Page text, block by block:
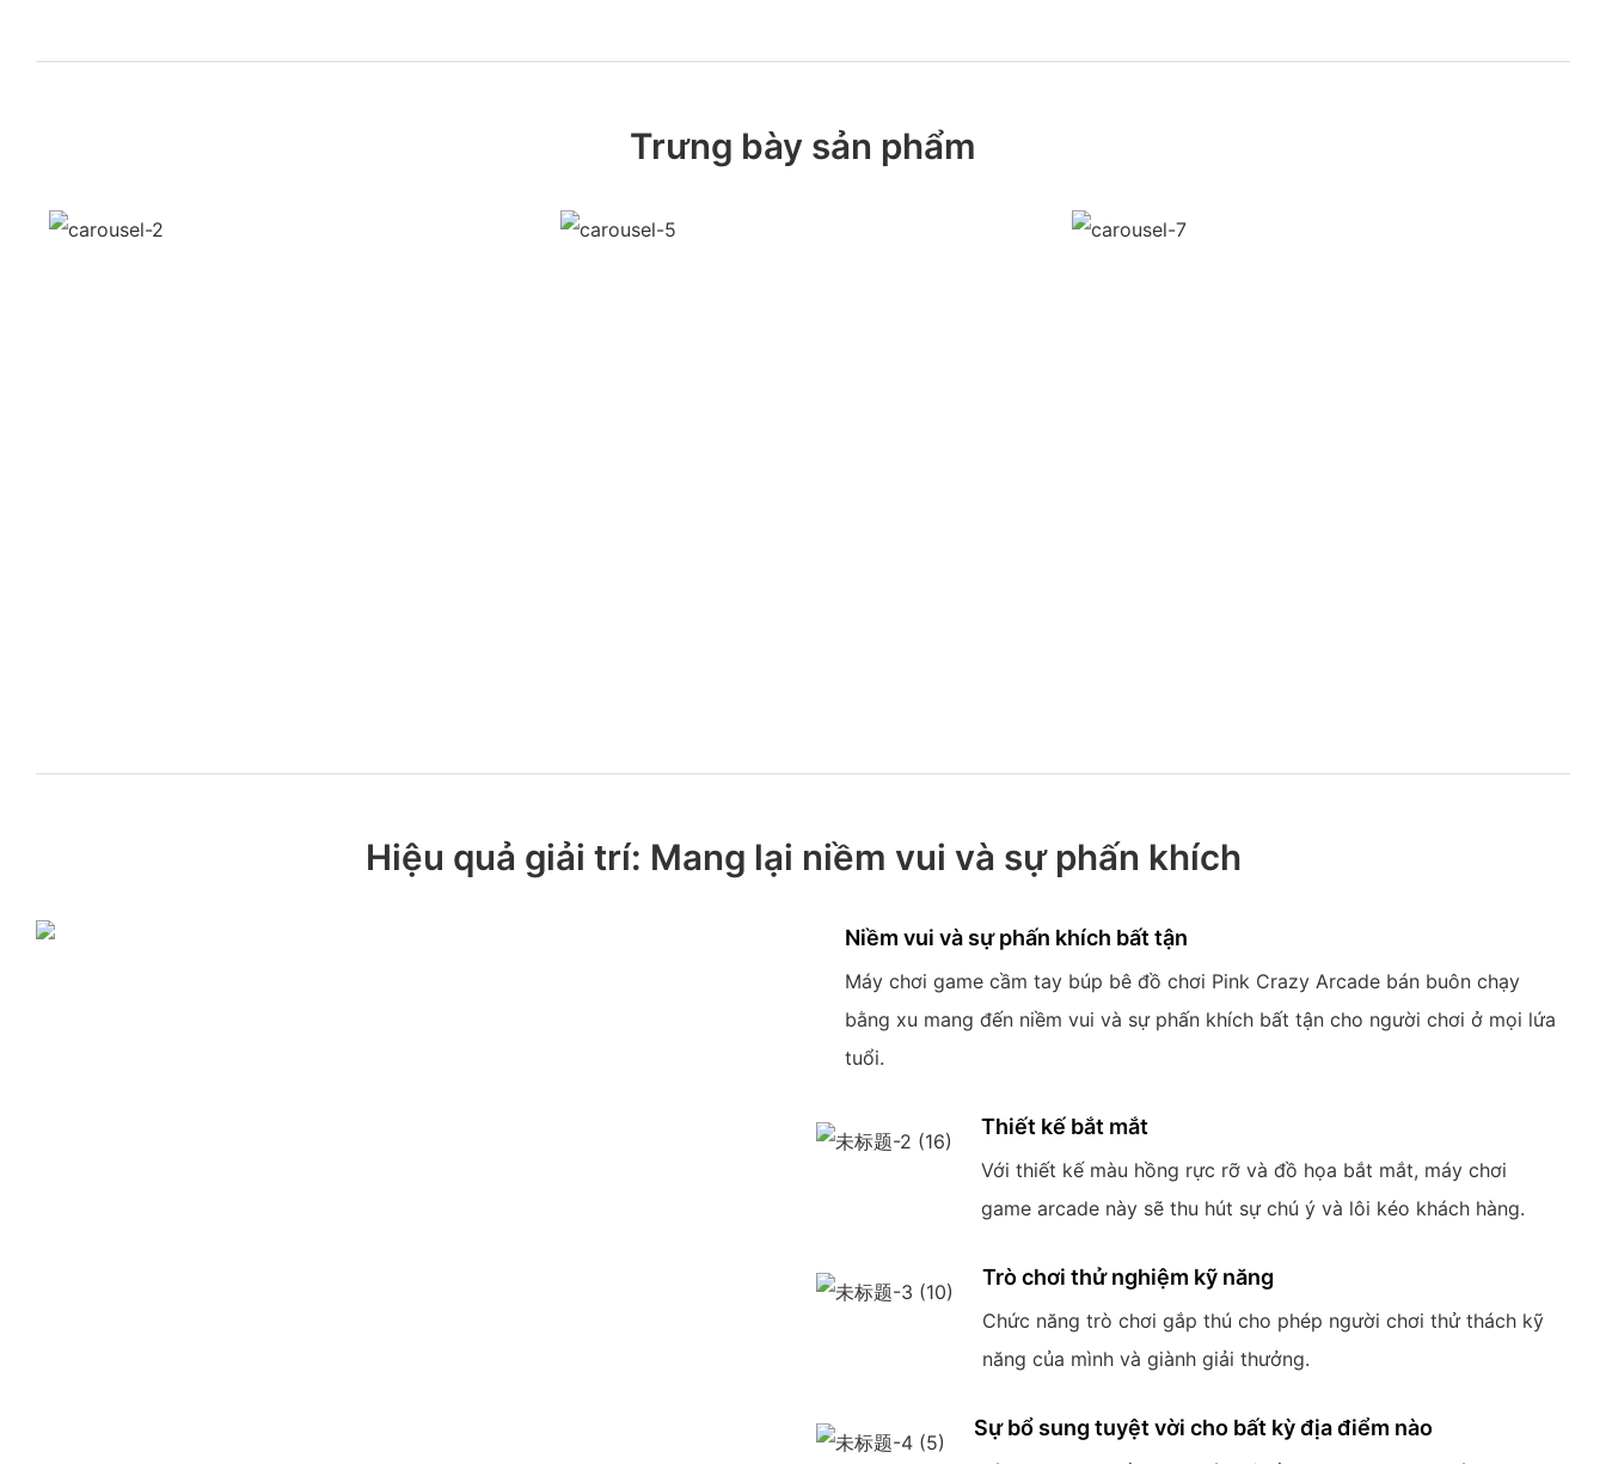
Trưng bày sản phẩm
Hiệu quả giải trí: Mang lại niềm vui và sự phấn khích
Niềm vui và sự phấn khích bất tận
Máy chơi game cầm tay búp bê đồ chơi Pink Crazy Arcade bán buôn chạy
bằng xu mang đến niềm vui và sự phấn khích bất tận cho người chơi ở mọi lứa
tuổi.
Thiết kế bắt mắt
Với thiết kế màu hồng rực rỡ và đồ họa bắt mắt, máy chơi
game arcade này sẽ thu hút sự chú ý và lôi kéo khách hàng.
Trò chơi thử nghiệm kỹ năng
Chức năng trò chơi gắp thú cho phép người chơi thử thách kỹ
năng của mình và giành giải thưởng.
Sự bổ sung tuyệt vời cho bất kỳ địa điểm nào